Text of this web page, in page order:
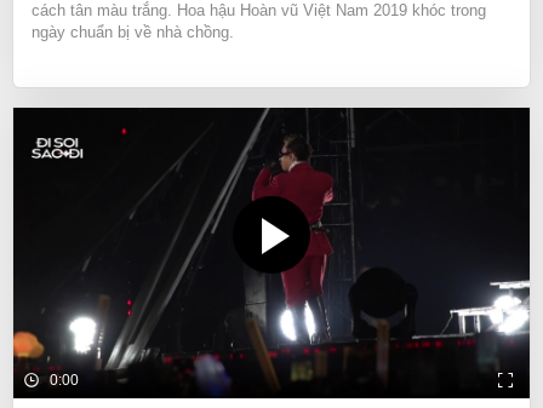
cách tân màu trắng. Hoa hậu Hoàn vũ Việt Nam 2019 khóc trong
ngày chuẩn bị về nhà chồng.
0:00